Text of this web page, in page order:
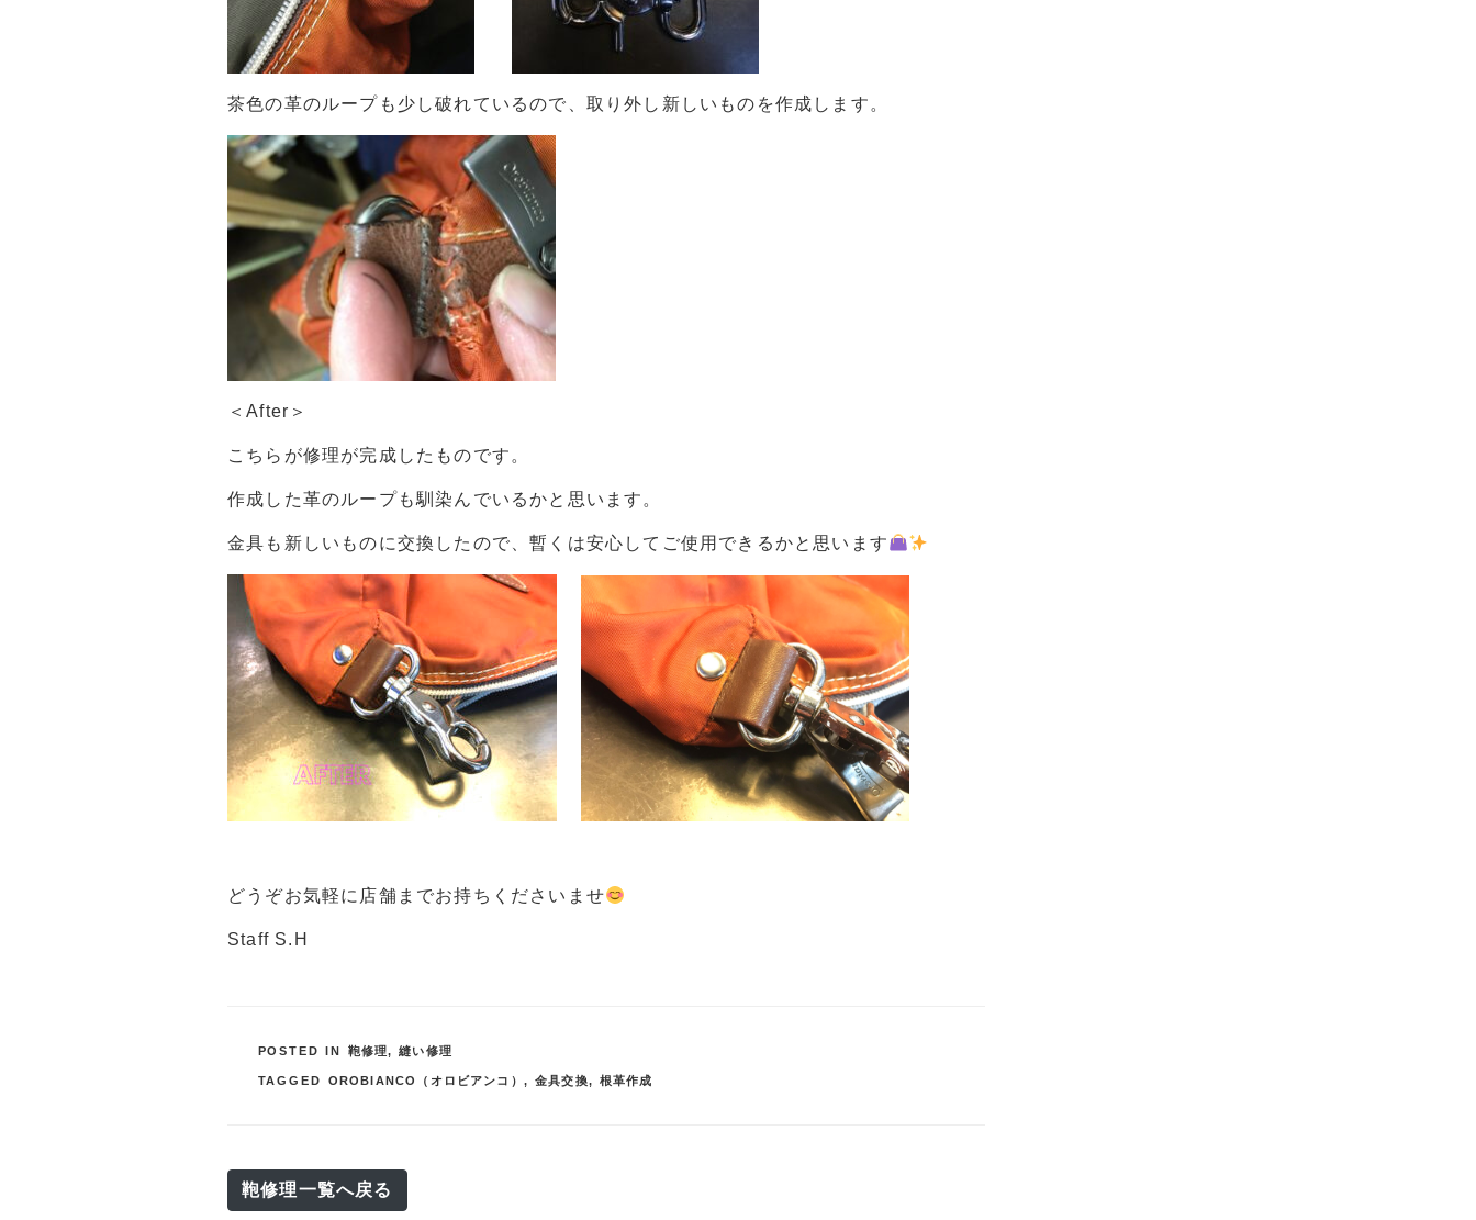
茶色の革のループも少し破れているので、取り外し新しいものを作成します。
＜After＞
こちらが修理が完成したものです。
作成した革のループも馴染んでいるかと思います。
金具も新しいものに交換したので、暫くは安心してご使用できるかと思います
どうぞお気軽に店舗までお持ちくださいませ
Staff S.H
POSTED IN 鞄修理,縫い修理
TAGGED OROBIANCO（オロビアンコ） , 金具交換, 根革作成
鞄修理一覧へ戻る